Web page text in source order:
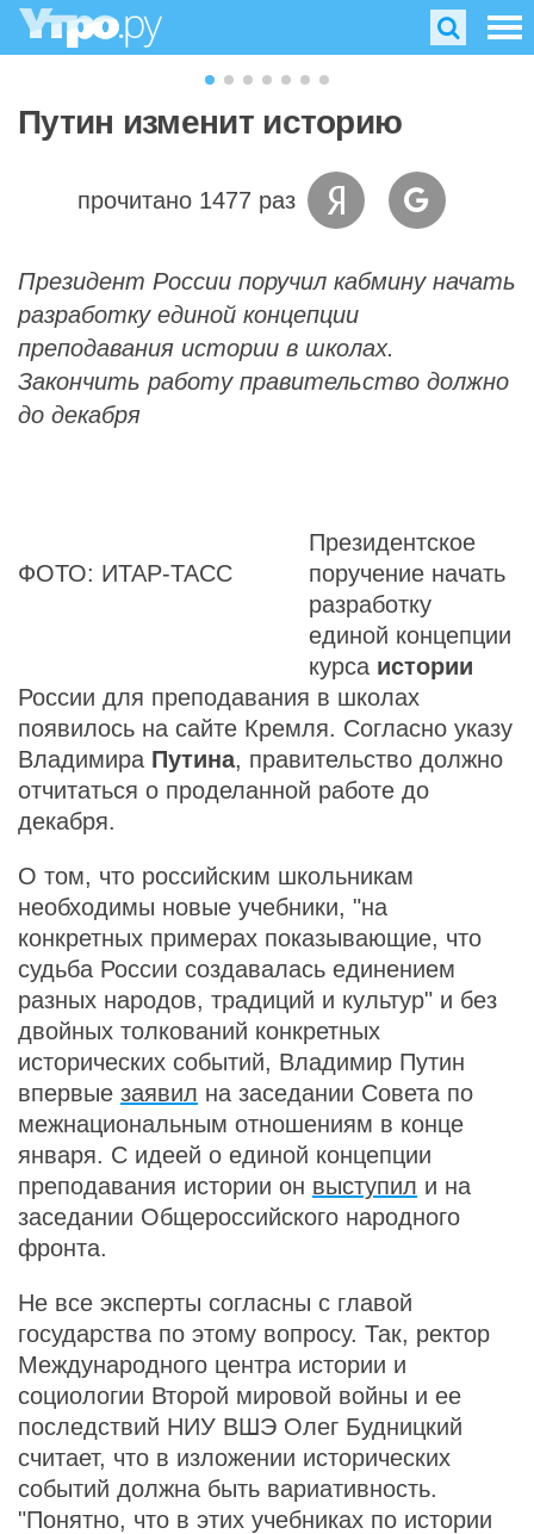
Путин изменит историю
прочитано 1477 раз
Президент России поручил кабмину начать
разработку единой концепции
преподавания истории в школах.
Закончить работу правительство должно
до декабря
ФОТО: ИТАР-ТАСС
Президентское
поручение начать
разработку
единой концепции
курса истории
России для преподавания в школах
появилось на сайте Кремля. Согласно указу
Владимира Путина, правительство должно
отчитаться о проделанной работе до
декабря.
О том, что российским школьникам
необходимы новые учебники, "на
конкретных примерах показывающие, что
судьба России создавалась единением
разных народов, традиций и культур" и без
двойных толкований конкретных
исторических событий, Владимир Путин
впервые заявил на заседании Совета по
межнациональным отношениям в конце
января. С идеей о единой концепции
преподавания истории он выступил и на
заседании Общероссийского народного
фронта.
Не все эксперты согласны с главой
государства по этому вопросу. Так, ректор
Международного центра истории и
социологии Второй мировой войны и ее
последствий НИУ ВШЭ Олег Будницкий
считает, что в изложении исторических
событий должна быть вариативность.
"Понятно, что в этих учебниках по истории